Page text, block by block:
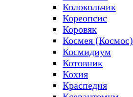
Колокольчик
Кореопсис
Коровяк
Космея (Космос)
Космидиум
Котовник
Кохия
Краспедия